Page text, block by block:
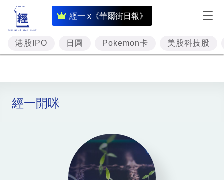
經一 x《華爾街日報》
即
時
財
經
理
港股IPO 日圓 Pokemon卡 美股科技股
經一開咪